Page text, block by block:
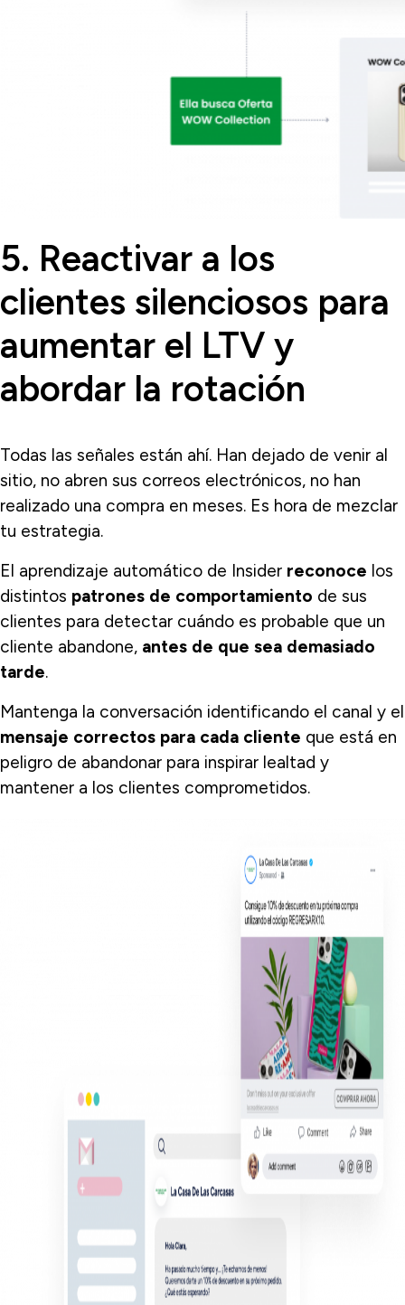
5. Reactivar a los
clientes silenciosos para
aumentar el LTV y
abordar la rotación
Todas las señales están ahí. Han dejado de venir al
sitio, no abren sus correos electrónicos, no han
realizado una compra en meses. Es hora de mezclar
tu estrategia.
El aprendizaje automático de Insider reconoce los
distintos patrones de comportamiento de sus
clientes para detectar cuándo es probable que un
cliente abandone, antes de que sea demasiado
tarde.
Mantenga la conversación identificando el canal y el
mensaje correctos para cada cliente que está en
peligro de abandonar para inspirar lealtad y
mantener a los clientes comprometidos.